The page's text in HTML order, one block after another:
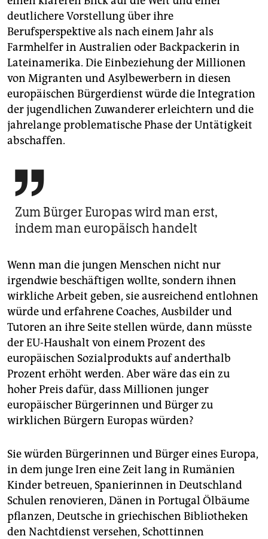
deutlichere Vorstellung über ihre
Berufsperspektive als nach einem Jahr als
Farmhelfer in Australien oder Backpackerin in
Lateinamerika. Die Einbeziehung der Millionen
von Migranten und Asylbewerbern in diesen
europäischen Bürgerdienst würde die Integration
der jugendlichen Zuwanderer erleichtern und die
jahrelange problematische Phase der Untätigkeit
abschaffen.

Zum Bürger Europas wird man erst,
indem man europäisch handelt
Wenn man die jungen Menschen nicht nur
irgendwie beschäftigen wollte, sondern ihnen
wirkliche Arbeit geben, sie ausreichend entlohnen
würde und erfahrene Coaches, Ausbilder und
Tutoren an ihre Seite stellen würde, dann müsste
der EU-Haushalt von einem Prozent des
europäischen Sozialprodukts auf anderthalb
Prozent erhöht werden. Aber wäre das ein zu
hoher Preis dafür, dass Millionen junger
europäischer Bürgerinnen und Bürger zu
wirklichen Bürgern Europas würden?
Sie würden Bürgerinnen und Bürger eines Europa,
in dem junge Iren eine Zeit lang in Rumänien
Kinder betreuen, Spanierinnen in Deutschland
Schulen renovieren, Dänen in Portugal Ölbäume
pflanzen, Deutsche in griechischen Bibliotheken
den Nachtdienst versehen, Schottinnen